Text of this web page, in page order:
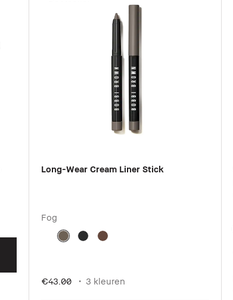
Long-Wear Cream Liner Stick
Fog
€43.00 3 kleuren